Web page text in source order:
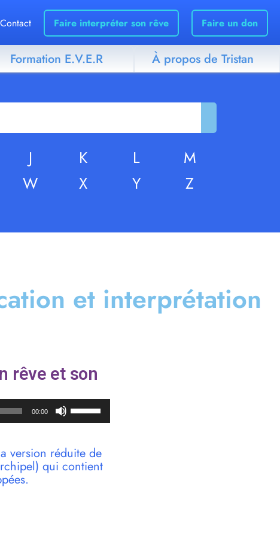
Contact Faire interpréter son rêve Faire un don
Formation E.V.E.R À propos de Tristan
J K L
M
W X Y Z
et interprétation
rêve et son
00:00
haut/bas
pour
augmenter
version réduite de
qui contient